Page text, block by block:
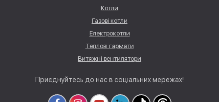
Котли
Газові котли
Електрокотли
Теплові гармати
Витяжні вентилятори
Приєднуйтесь до нас в соціальних мережах!